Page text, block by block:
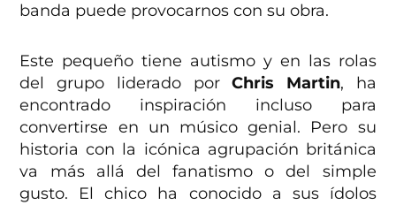
banda puede provocarnos con su obra.
Este pequeño tiene autismo y en las rolas
del grupo liderado porChris Martin, ha
encontrado inspiración incluso para
convertirse en un músico genial. Pero su
historia con la icónica agrupación británica
va más allá del fanatismo o del simple
gusto. El chico ha conocido a sus ídolos